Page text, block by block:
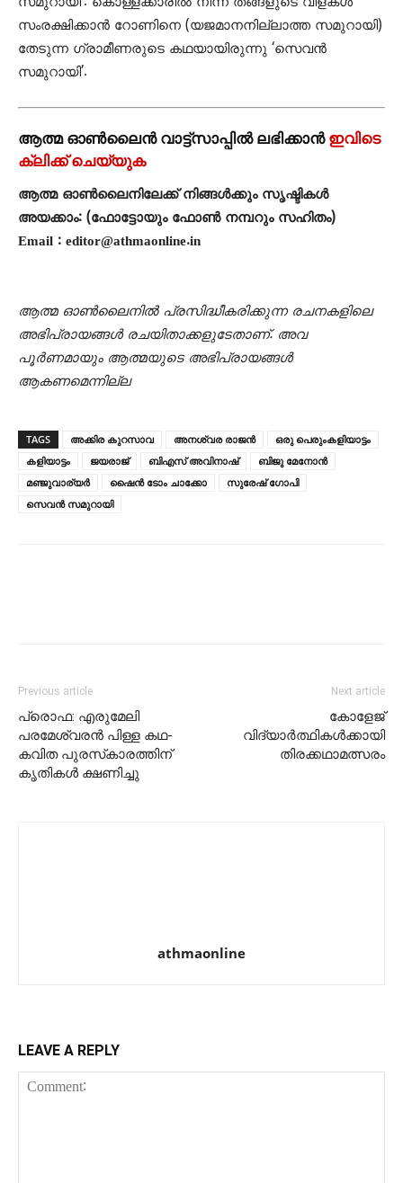
സംരക്ഷിക്കാന്‍ റോണിനെ (യജമാനനില്ലാത്ത സമുറായി)
തേടുന്ന ഗ്രാമീണരുടെ കഥയായിരുന്നു ‘സെവന്‍
സമുറായി’.
ആത്മ ഓൺലൈൻ വാട്ട്സാപ്പിൽ ലഭിക്കാൻ ഇവിടെ
ക്ലിക്ക് ചെയ്യുക
ആത്മ ഓൺലൈനിലേക്ക് നിങ്ങൾക്കും സൃഷ്ടികൾ
അയക്കാം: (ഫോട്ടോയും ഫോണ്‍ നമ്പറും സഹിതം)
Email : editor@athmaonline.in
ആത്മ ഓൺലൈനിൽ പ്രസിദ്ധീകരിക്കുന്ന രചനകളിലെ
അഭിപ്രായങ്ങൾ രചയിതാക്കളുടേതാണ്. അവ
പൂർണമായും ആത്മയുടെ അഭിപ്രായങ്ങൾ
ആകണമെന്നില്ല
TAGS അക്കിര കുറസാവ അനശ്വര രാജന്‍
ഒരു പെരുംകളിയാട്ടം
കളിയാട്ടം
ജയരാജ്‌ ബിഎസ് അവിനാഷ്
ബിജു മേനോന്‍
മഞ്ജുവാര്യര്‍
ഷൈന്‍ ടോം ചാക്കോ
സുരേഷ് ഗോപി
സെവന്‍ സമുറായി
Previous article
പ്രൊഫ: എരുമേലി
പരമേശ്വരന്‍ പിള്ള കഥ-
കവിത പുരസ്‌കാരത്തിന്
കൃതികള്‍ ക്ഷണിച്ചു
Next article
കോളേജ്
വിദ്യാര്‍ത്ഥികള്‍ക്കായി
തിരക്കഥാമത്സരം
athmaonline
LEAVE A REPLY